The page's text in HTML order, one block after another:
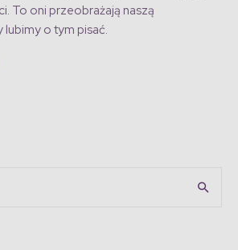
To oni przeobrażają naszą
o tym pisać.